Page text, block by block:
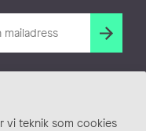
vi teknik som cookies